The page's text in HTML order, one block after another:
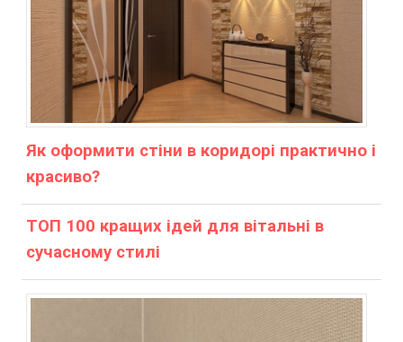
Як оформити стіни в коридорі практично і
красиво?
ТОП 100 кращих ідей для вітальні в
сучасному стилі